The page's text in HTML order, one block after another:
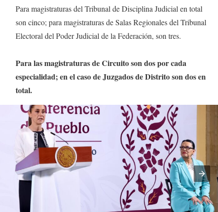
Para magistraturas del Tribunal de Disciplina Judicial en total
son cinco; para magistraturas de Salas Regionales del Tribunal
Electoral del Poder Judicial de la Federación, son tres.
Para las magistraturas de Circuito son dos por cada
especialidad; en el caso de Juzgados de Distrito son dos en
total.